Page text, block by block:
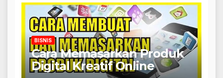
BISNIS
Cara Memasarkan Produk
Digital Kreatif Online